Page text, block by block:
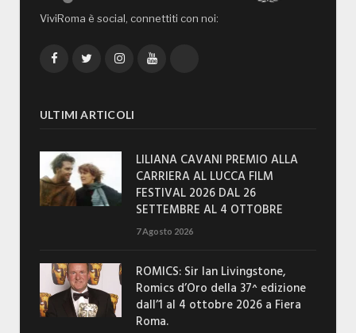
ViviRoma è social, connettiti con noi:
FacebookTwitterInstagramYouTube
ULTIMI ARTICOLI
LILIANA CAVANI PREMIO ALLA
CARRIERA AL LUCCA FILM
FESTIVAL 2026 DAL 26
SETTEMBRE AL 4 OTTOBRE
7 Agosto 2026
ROMICS: Sir Ian Livingstone,
Romics d’Oro della 37^ edizione
dall’1 al 4 ottobre 2026 a Fiera
Roma.